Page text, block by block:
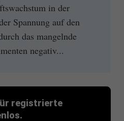
in der
Spannung auf den
das mangelnde
negativ...
registrierte